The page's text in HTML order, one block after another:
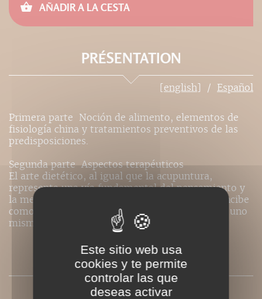
AÑADIR A LA CESTA
PRÉSENTATION
[english] Español
Primera parte  Noción de alimento, elementos de
fisiología china y tratamientos preventivos de las
predisposiciones.
Segunda parte  Aspectos terapéuticos
El arte dietético, al igual que la acupuntura,
representa una vía fundamental del pensamiento y
la medicina china. El acto de alimentarse se concibe
como una auténtica comunión entre el mundo, uno
mismo y los demás.
PRESSE
Este sitio web usa
cookies y te permite
controlar las que
deseas activar